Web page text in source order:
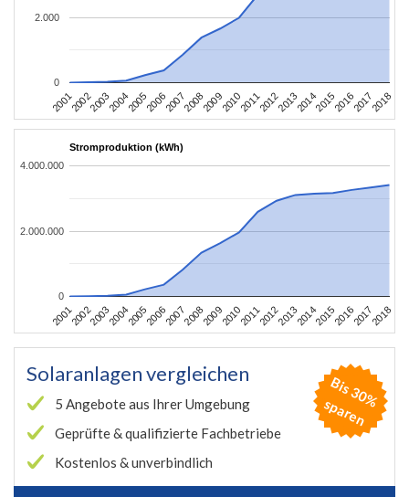
200120022003200420052006200720082009201020112012201320142015201620172018
0
2.000
Stromproduktion (kWh)
200120022003200420052006200720082009201020112012201320142015201620172018
0
2.000.000
4.000.000
Solaranlagen vergleichen
5 Angebote aus Ihrer Umgebung
Geprüfte & qualifizierte Fachbetriebe
Kostenlos & unverbindlich
B
is
3
0
%
s
p
a
r
e
n